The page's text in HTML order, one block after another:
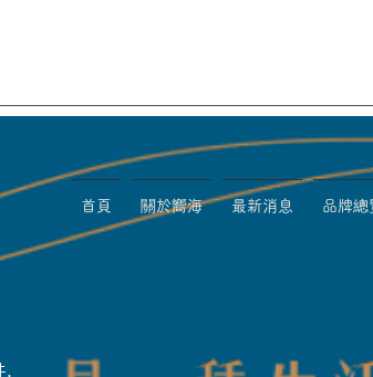
首頁 關於嚮海 最新消息 品牌總